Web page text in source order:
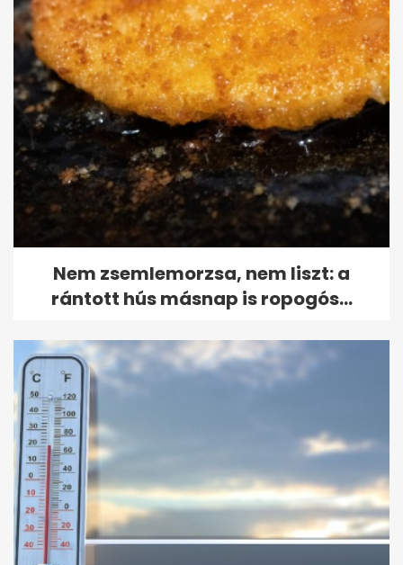
Nem zsemlemorzsa, nem liszt: a
rántott hús másnap is ropogós...